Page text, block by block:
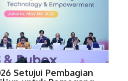
Setujui Pembagian